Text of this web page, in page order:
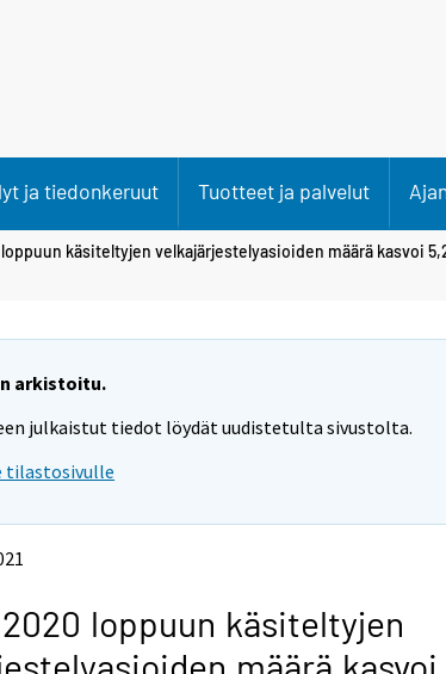
ja tiedonkeruut Tuotteet ja palvelut
loppuun käsiteltyjen velkajärjestelyasioiden määrä kasvoi
arkistoitu.
julkaistut tiedot löydät uudistetulta sivustolta.
tilastosivulle
loppuun käsiteltyjen